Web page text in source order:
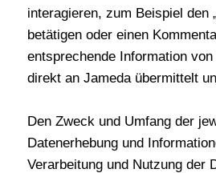
interagieren, zum Beispiel den
betätigen oder einen
entsprechende Information
direkt an Jameda übermittelt
Den Zweck und Umfang der
Datenerhebung und
Verarbeitung und Nutzung der